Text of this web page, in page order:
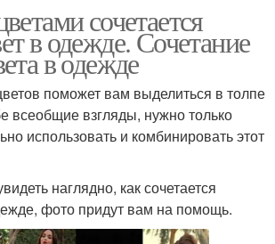
сочетается
в одежде. Сочетание
в одежде
поможет вам выделиться в толпе
всеобщие взгляды, нужно только
использовать и комбинировать этот
наглядно, как сочетается
фото придут вам на помощь.